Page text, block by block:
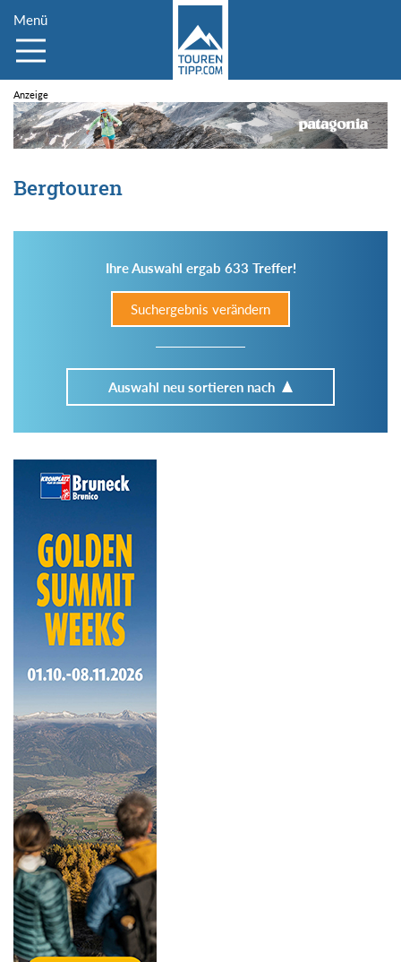
Menü
Bergtouren
Ihre Auswahl ergab 633 Treffer!
Suchergebnis verändern
Auswahl neu sortieren nach
Im Tourenarchiv suchen
Land:
Region:
Gebirge:
Art der Tour:
Schwierigkeitsgrad:
von
Kondition (Tourdauer):
von
Suchbegriff: